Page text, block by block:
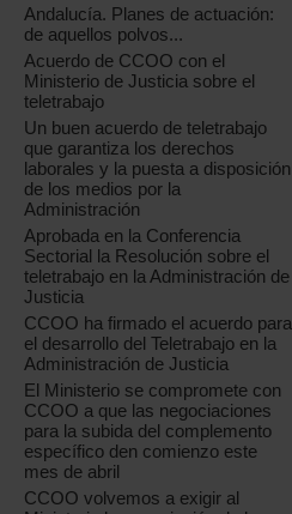
Andalucía. Planes de actuación:
de aquellos polvos...
Acuerdo de CCOO con el
Ministerio de Justicia sobre el
teletrabajo
Un buen acuerdo de teletrabajo
que garantiza los derechos
laborales y la puesta a disposición
de los medios por la
Administración
Aprobada en la Conferencia
Sectorial la Resolución sobre el
teletrabajo en la Administración de
Justicia
CCOO ha firmado el acuerdo para
el desarrollo del Teletrabajo en la
Administración de Justicia
El Ministerio se compromete con
CCOO a que las negociaciones
para la subida del complemento
específico den comienzo este
mes de abril
CCOO volvemos a exigir al